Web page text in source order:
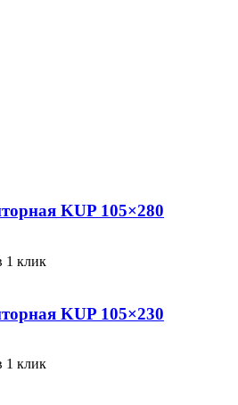
KUP 105×280
1 клик
KUP 105×230
1 клик